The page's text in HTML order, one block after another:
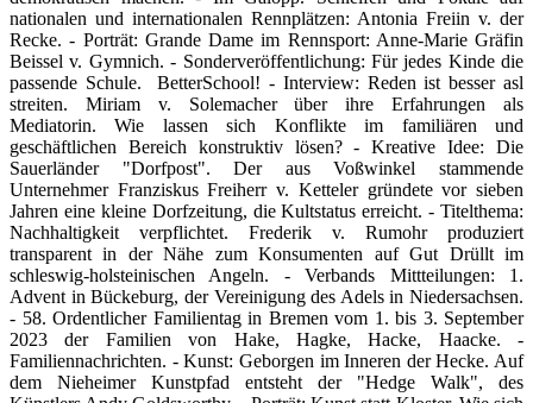
nationalen und internationalen Rennplätzen: Antonia Freiin v. der
Recke. - Porträt: Grande Dame im Rennsport: Anne-Marie Gräfin
Beissel v. Gymnich. - Sonderveröffentlichung: Für jedes Kinde die
passende Schule. BetterSchool! - Interview: Reden ist besser asl
streiten. Miriam v. Solemacher über ihre Erfahrungen als
Mediatorin. Wie lassen sich Konflikte im familiären und
geschäftlichen Bereich konstruktiv lösen? - Kreative Idee: Die
Sauerländer "Dorfpost". Der aus Voßwinkel stammende
Unternehmer Franziskus Freiherr v. Ketteler gründete vor sieben
Jahren eine kleine Dorfzeitung, die Kultstatus erreicht. - Titelthema:
Nachhaltigkeit verpflichtet. Frederik v. Rumohr produziert
transparent in der Nähe zum Konsumenten auf Gut Drüllt im
schleswig-holsteinischen Angeln. - Verbands Mittteilungen: 1.
Advent in Bückeburg, der Vereinigung des Adels in Niedersachsen.
- 58. Ordentlicher Familientag in Bremen vom 1. bis 3. September
2023 der Familien von Hake, Hagke, Hacke, Haacke. -
Familiennachrichten. - Kunst: Geborgen im Inneren der Hecke. Auf
dem Nieheimer Kunstpfad entsteht der "Hedge Walk", des